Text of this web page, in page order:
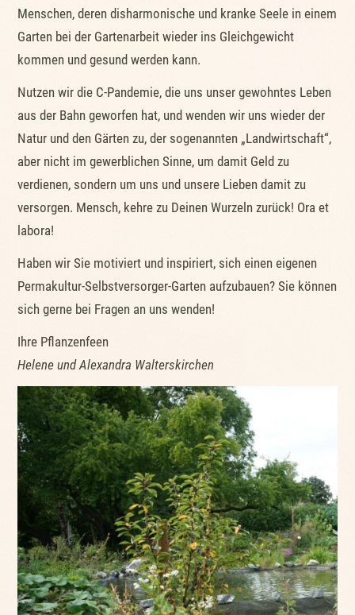
Menschen, deren disharmonische und kranke Seele in einem
Garten bei der Gartenarbeit wieder ins Gleichgewicht
kommen und gesund werden kann.
Nutzen wir die C-Pandemie, die uns unser gewohntes Leben
aus der Bahn geworfen hat, und wenden wir uns wieder der
Natur und den Gärten zu, der sogenannten „Landwirtschaft“,
aber nicht im gewerblichen Sinne, um damit Geld zu
verdienen, sondern um uns und unsere Lieben damit zu
versorgen. Mensch, kehre zu Deinen Wurzeln zurück! Ora et
labora!
Haben wir Sie motiviert und inspiriert, sich einen eigenen
Permakultur-Selbstversorger-Garten aufzubauen? Sie können
sich gerne bei Fragen an uns wenden!
Ihre Pflanzenfeen
Helene und Alexandra Walterskirchen